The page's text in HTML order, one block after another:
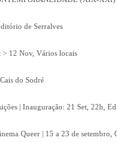
de Serralves
> 12 Nov, Vários locais
do Sodré
| Inauguração: 21 Set, 22h,
Queer | 15 a 23 de setembro,